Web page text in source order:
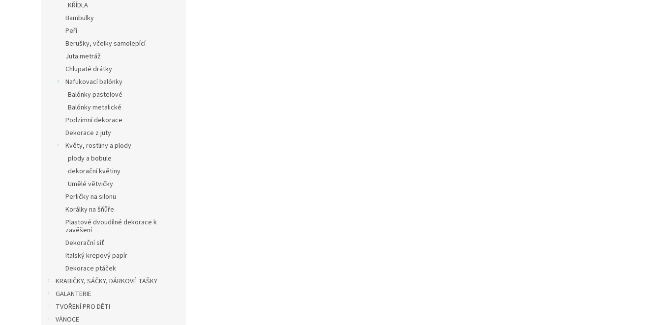
KŘÍDLA
Bambulky
Peří
Berušky, včelky samolepící
Juta metráž
Chlupaté drátky
Nafukovací balónky
Balónky pastelové
Balónky metalické
Podzimní dekorace
Dekorace z juty
Květy, rostliny a plody
plody a bobule
dekorační květiny
Umělé větvičky
Perličky na silonu
Korálky na šňůře
Plastové dvoudílné dekorace k
zavěšení
Dekorační síť
Italský krepový papír
Dekorace ptáček
KRABIČKY, SÁČKY, DÁRKOVÉ TAŠKY
GALANTERIE
TVOŘENÍ PRO DĚTI
VÁNOCE